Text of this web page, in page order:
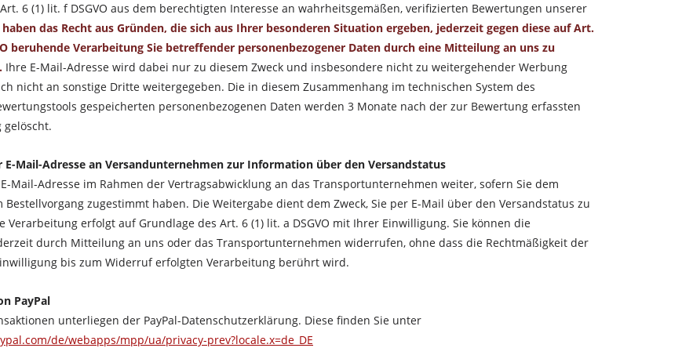
6 (1) lit. f DSGVO aus dem berechtigten Interesse an wahrheitsgemäßen, verifizierten Bewertungen unserer
haben das Recht aus Gründen, die sich aus Ihrer besonderen Situation ergeben, jederzeit gegen diese auf Art.
beruhende Verarbeitung Sie betreffender personenbezogener Daten durch eine Mitteilung an uns zu
Ihre E-Mail-Adresse wird dabei nur zu diesem Zweck und insbesondere nicht zu weitergehender Werbung
nicht an sonstige Dritte weitergegeben. Die in diesem Zusammenhang im technischen System des
gespeicherten personenbezogenen Daten werden 3 Monate nach der zur Bewertung erfassten
E-Mail-Adresse an Versandunternehmen zur Information über den Versandstatus
Mail-Adresse im Rahmen der Vertragsabwicklung an das Transportunternehmen weiter, sofern Sie dem
zugestimmt haben. Die Weitergabe dient dem Zweck, Sie per E-Mail über den Versandstatus zu
Verarbeitung erfolgt auf Grundlage des Art. 6 (1) lit. a DSGVO mit Ihrer Einwilligung. Sie können die
durch Mitteilung an uns oder das Transportunternehmen widerrufen, ohne dass die Rechtmäßigkeit der
bis zum Widerruf erfolgten Verarbeitung berührt wird.
PayPal
unterliegen der PayPal-Datenschutzerklärung. Diese finden Sie unter
de/webapps/mpp/ua/privacy-prev?locale.x=de_DE